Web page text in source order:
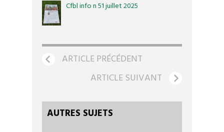
Cfbl info n 51 juillet 2025
ARTICLE PRÉCÉDENT
ARTICLE SUIVANT
AUTRES SUJETS